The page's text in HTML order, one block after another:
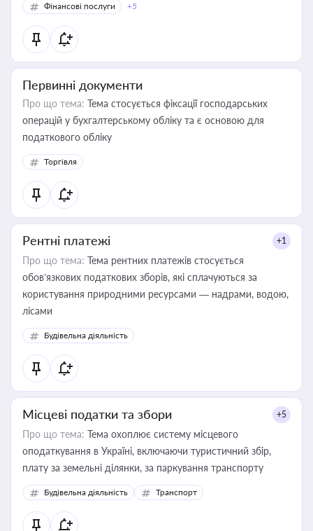
Фінансові послуги
+5
Первинні документи
Про що тема: Тема стосується фіксації господарських
операцій у бухгалтерському обліку та є основою для
податкового обліку
Торгівля
Рентні платежі +1
Про що тема: Тема рентних платежів стосується
обов’язкових податкових зборів, які сплачуються за
користування природними ресурсами — надрами, водою,
лісами
Будівельна діяльність
Місцеві податки та збори +5
Про що тема: Тема охоплює систему місцевого
оподаткування в Україні, включаючи туристичний збір,
плату за земельні ділянки, за паркування транспорту
Будівельна діяльність Транспорт